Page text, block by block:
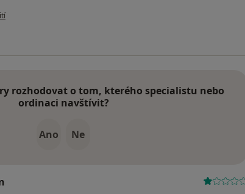
Váš účet byl odstraněn
rozhodovat o tom, kterého specialistu nebo
ordinaci navštívit?
Ano Ne